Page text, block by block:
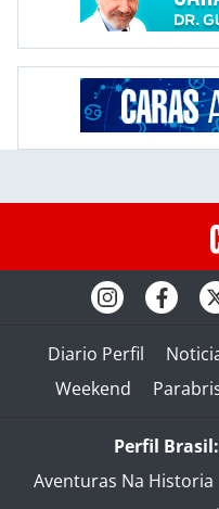
Diario Perfil
Weekend
Perfil Brasil:
Aventuras Na Historia